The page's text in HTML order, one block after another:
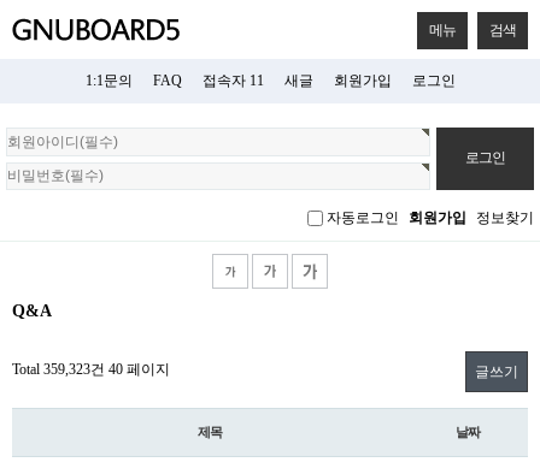
메뉴 검색
1:1문의 FAQ 접속자 11 새글 회원가입 로그인
회
원
로
자동로그인 회원가입 정보찾기
Q&A
Total 359,323건 40 페이지 글쓰기
제목 날짜